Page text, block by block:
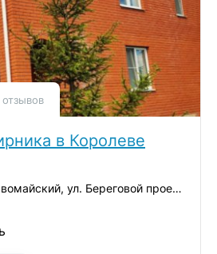
отзывов
в Королеве
Королев, мкрн. Первомайский, ул. Береговой проезд, д.2